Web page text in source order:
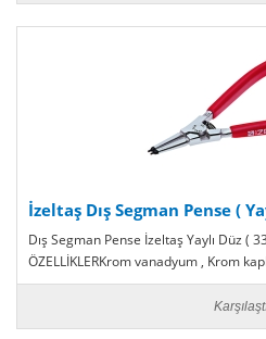
İzeltaş Dış Segman Pense (
Dış Segman Pense İzeltaş Yaylı Düz (
ÖZELLİKLERKrom vanadyum , Krom